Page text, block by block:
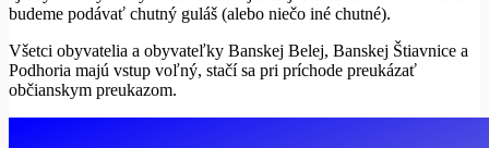
budeme podávať chutný guláš (alebo niečo iné chutné).
Všetci obyvatelia a obyvateľky Banskej Belej, Banskej Štiavnice a
Podhoria majú vstup voľný, stačí sa pri príchode preukázať
občianskym preukazom.